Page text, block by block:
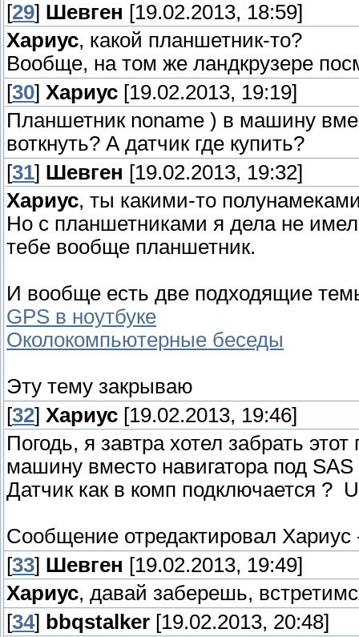
[29] Шевген [19.02.2013, 18:59]
Хариус, какой планшетник-то?
Вообще, на том же ландкрузере
[30] Хариус [19.02.2013, 19:19]
Планшетник noname ) в машину
воткнуть? А датчик где купить?
[31] Шевген [19.02.2013, 19:32]
Хариус, ты какими-то
Но с планшетниками я дела не
тебе вообще планшетник.
И вообще есть две подходящие
GPS в ноутбуке
Околокомпьютерные беседы
Эту тему закрываю
[32] Хариус [19.02.2013, 19:46]
Погодь, я завтра хотел забрать
машину вместо навигатора под SAS
Датчик как в комп подключается ?
Сообщение отредактировал Хариус
[33] Шевген [19.02.2013, 19:49]
Хариус, давай заберешь,
[34] bbqstalker [19.02.2013, 20:48]